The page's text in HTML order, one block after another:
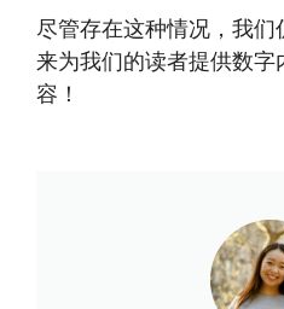
尽管存在这种情况，我
来为我们的读者提供数
容！